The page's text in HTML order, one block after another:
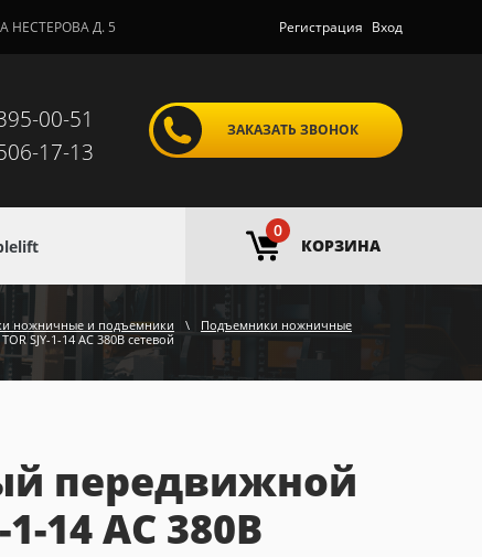
НЕСТЕРОВА Д. 5 Регистрация Вход
00-51
17-13
ЗАКАЗАТЬ ЗВОНОК
0
КОРЗИНА
ножничные и подъемники \
Подъемники ножничные
SJY-1-14 AC 380В сетевой
передвижной
14 AC 380В